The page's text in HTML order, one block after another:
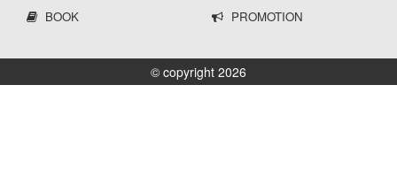
BOOK
PROMOTION
© copyright 2026